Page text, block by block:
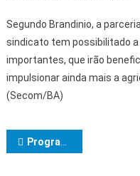
Segundo Brandinio, a
sindicato tem possibilitado
importantes, que irão
impulsionar ainda mais a
(Secom/BA)
Navegação
Programa Melhor em Casa de Ilhéus é destaque estadual em encontro de Atenção Domiciliar em Salvador